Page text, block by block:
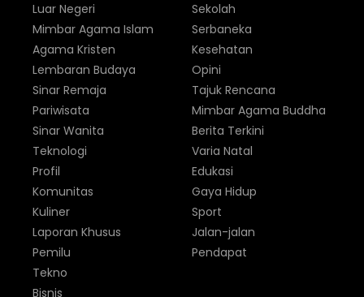
Luar Negeri
Sekolah
Mimbar Agama Islam
Agama Kristen
Lembaran Budaya
Sinar Remaja
Pariwisata
Sinar Wanita
Serbaneka
Kesehatan
Opini
Tajuk Rencana
Mimbar Agama Buddha
Berita Terkini
Teknologi
Profil
Komunitas
Kuliner
Laporan Khusus
Pemilu
Varia Natal
Edukasi
Gaya Hidup
Sport
Jalan-jalan
Pendapat
Tekno
Bisnis